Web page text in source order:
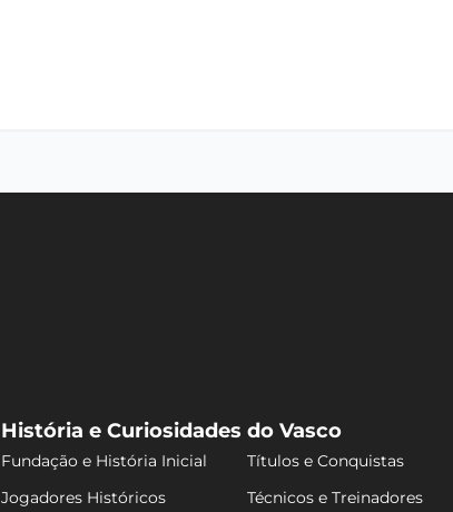
História e Curiosidades do Vasco
Fundação e História Inicial
Títulos e Conquistas
Jogadores Históricos
Técnicos e Treinadores